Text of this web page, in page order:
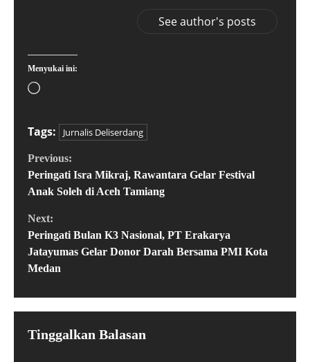
See author's posts
Menyukai ini:
Tags: Jurnalis Deliserdang
Previous:
Peringati Isra Mikraj, Rawantara Gelar Festival
Anak Soleh di Aceh Tamiang
Next:
Peringati Bulan K3 Nasional, PT Erakarya
Jatayumas Gelar Donor Darah Bersama PMI Kota
Medan
Tinggalkan Balasan